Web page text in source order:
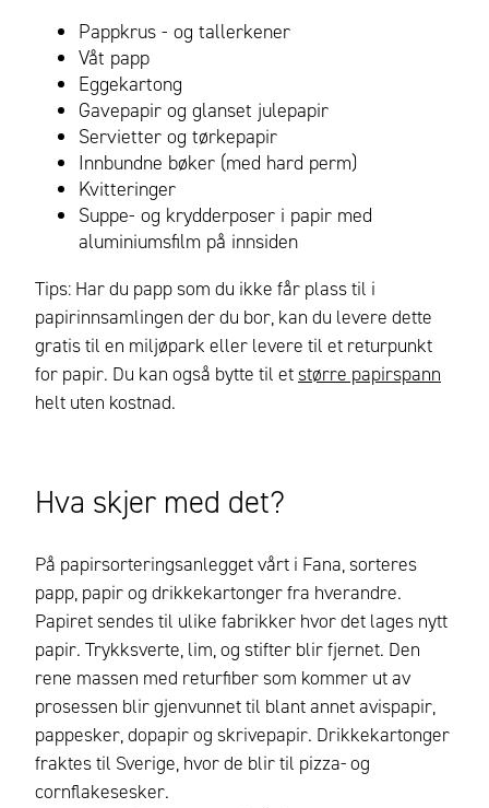
Pappkrus - og tallerkener
Våt papp
Eggekartong
Gavepapir og glanset julepapir
Servietter og tørkepapir
Innbundne bøker (med hard perm)
Kvitteringer
Suppe- og krydderposer i papir med
aluminiumsfilm på innsiden
Tips: Har du papp som du ikke får plass til i
papirinnsamlingen der du bor, kan du levere dette
gratis til en miljøpark eller levere til et returpunkt
for papir. Du kan også bytte til etstørre papirspann
helt uten kostnad.
Hva skjer med det?
På papirsorteringsanlegget vårt i Fana, sorteres
papp, papir og drikkekartonger fra hverandre.
Papiret sendes til ulike fabrikker hvor det lages nytt
papir. Trykksverte, lim, og stifter blir fjernet. Den
rene massen med returfiber som kommer ut av
prosessen blir gjenvunnet til blant annet avispapir,
pappesker, dopapir og skrivepapir. Drikkekartonger
fraktes til Sverige, hvor de blir til pizza- og
cornflakesesker.